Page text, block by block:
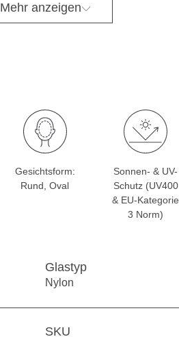
Mehr anzeigen
Gesichtsform:
Rund, Oval
Sonnen- & UV-
Schutz (UV400
& EU-Kategorie
3 Norm)
Glastyp
Nylon
SKU